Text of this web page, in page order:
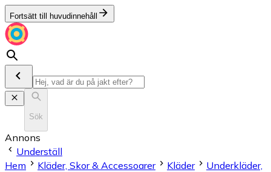
Fortsätt till huvudinnehåll
Sök
Annons
Underställ
Hem
Kläder, Skor & Accessoarer Kläder
Underkläder,